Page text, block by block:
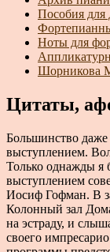
Пособия
Ноты для
Шорникова
Цитаты,
Большинство даже
выступлением.
Только однажды я
выступлением
Иосиф Гофман. В
Колонный зал
на эстраду, и
своего